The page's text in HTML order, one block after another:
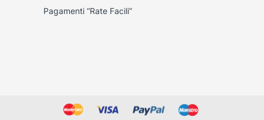
Pagamenti “Rate Facili”